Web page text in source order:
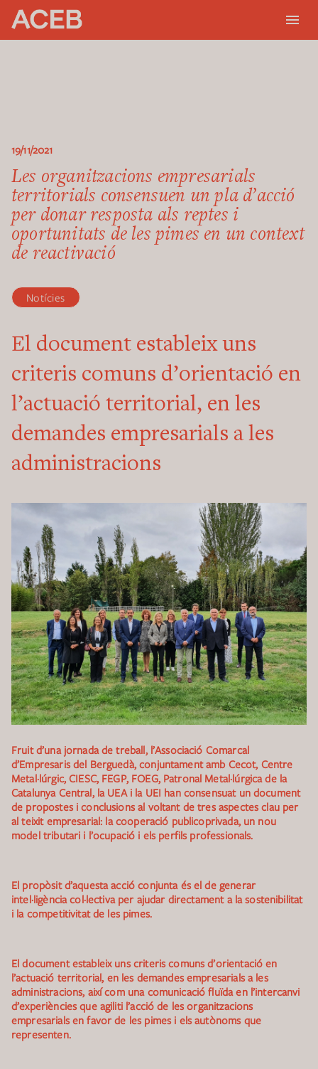
19/11/2021
Les organitzacions empresarials
territorials consensuen un pla d’acció
per donar resposta als reptes i
oportunitats de les pimes en un context
de reactivació
Notícies
El document estableix uns
criteris comuns d’orientació en
l’actuació territorial, en les
demandes empresarials a les
administracions
Fruit d’una jornada de treball, l’Associació Comarcal
d’Empresaris del Berguedà, conjuntament amb Cecot, Centre
Metal·lúrgic, CIESC, FEGP, FOEG, Patronal Metal·lúrgica de la
Catalunya Central, la UEA i la UEI han consensuat un document
de propostes i conclusions al voltant de tres aspectes clau per
al teixit empresarial: la cooperació publicoprivada, un nou
model tributari i l’ocupació i els perfils professionals.
El propòsit d’aquesta acció conjunta és el de generar
intel·ligència col·lectiva per ajudar directament a la sostenibilitat
i la competitivitat de les pimes.
El document estableix uns criteris comuns d’orientació en
l’actuació territorial, en les demandes empresarials a les
administracions, així com una comunicació fluïda en l’intercanvi
d’experiències que agiliti l’acció de les organitzacions
empresarials en favor de les pimes i els autònoms que
representen.